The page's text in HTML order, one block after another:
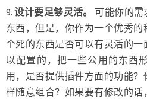
9.设计要足够灵活。
可能你的需
东西，但是，你作为一个优秀
个死的东西是否可以有灵活的
以配置的，把一些公用的东西
用，是否提供插件方面的功能
样随意组合？如果要有修改的